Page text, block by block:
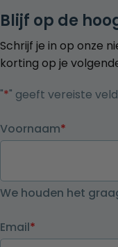
Blijf op de
Schrijf je in op onze
korting op je
"*" geeft vereiste
Voornaam*
We houden het
Email*